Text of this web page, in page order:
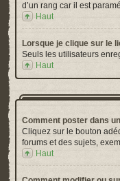
d’un rang car il est
Haut
Lorsque je clique sur le
Seuls les utilisateurs
Haut
Comment poster dans
Cliquez sur le bouton
forums et des sujets,
Haut